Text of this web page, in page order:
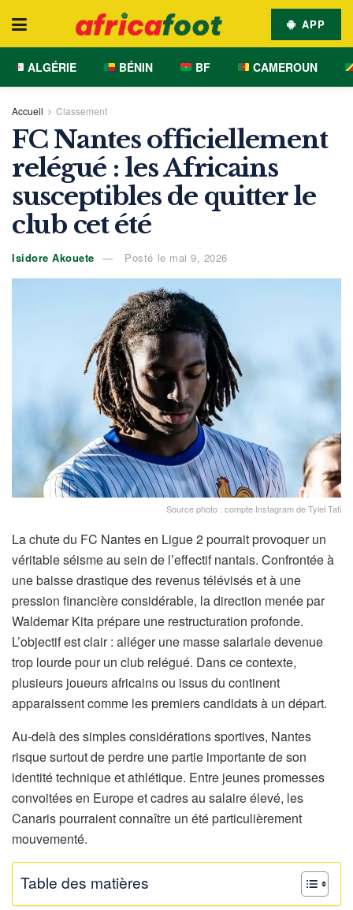
APP
ALGÉRIE BÉNIN BF CAMEROUN
Accueil Classement
FC Nantes officiellement
relégué : les Africains
susceptibles de quitter le
club cet été
Isidore Akouete Posté le mai 9, 2026
Source photo : compte Instagram de Tylel Tati
La chute du FC Nantes en Ligue 2 pourrait provoquer un
véritable séisme au sein de l’effectif nantais. Confrontée à
une baisse drastique des revenus télévisés et à une
pression financière considérable, la direction menée par
Waldemar Kita prépare une restructuration profonde.
L’objectif est clair : alléger une masse salariale devenue
trop lourde pour un club relégué. Dans ce contexte,
plusieurs joueurs africains ou issus du continent
apparaissent comme les premiers candidats à un départ.
Au-delà des simples considérations sportives, Nantes
risque surtout de perdre une partie importante de son
identité technique et athlétique. Entre jeunes promesses
convoitées en Europe et cadres au salaire élevé, les
Canaris pourraient connaître un été particulièrement
mouvementé.
Table des matières